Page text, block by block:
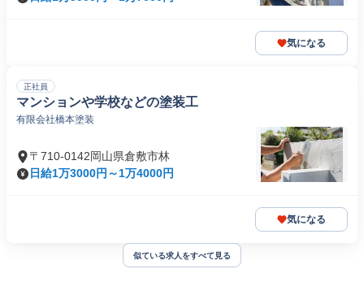
気になる
正社員
マンションや学校などの塗装工
有限会社橋本塗装
〒710-0142岡山県倉敷市林
日給1万3000円～1万4000円
気になる
似ている求人をすべて見る